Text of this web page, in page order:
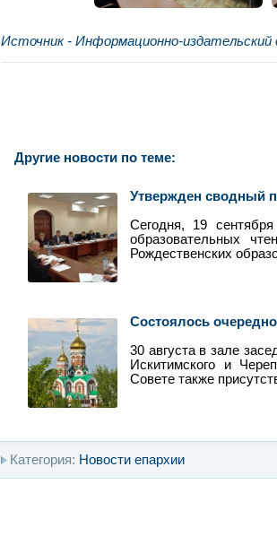
Источник - Информационно-
Другие новости по теме:
Утвержден сводный
Сегодня, 19
образовательных
Рождественских
Состоялось
30 августа в зале
Искитимского и
Совете также
Категория: Новости епархии